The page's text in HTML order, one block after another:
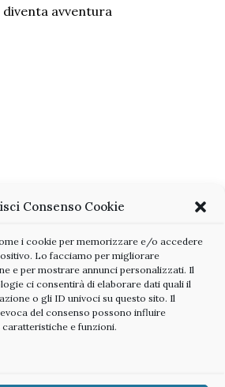
Consenso Cookie
i cookie per memorizzare e/o accedere
Lo facciamo per migliorare
e per mostrare annunci personalizzati. Il
ci consentirà di elaborare dati quali il
o gli ID univoci su questo sito. Il
del consenso possono influire
e funzioni.
avventura